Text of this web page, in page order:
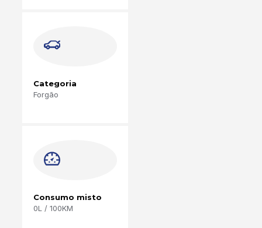
Categoria
Forgão
Consumo misto
0L / 100KM